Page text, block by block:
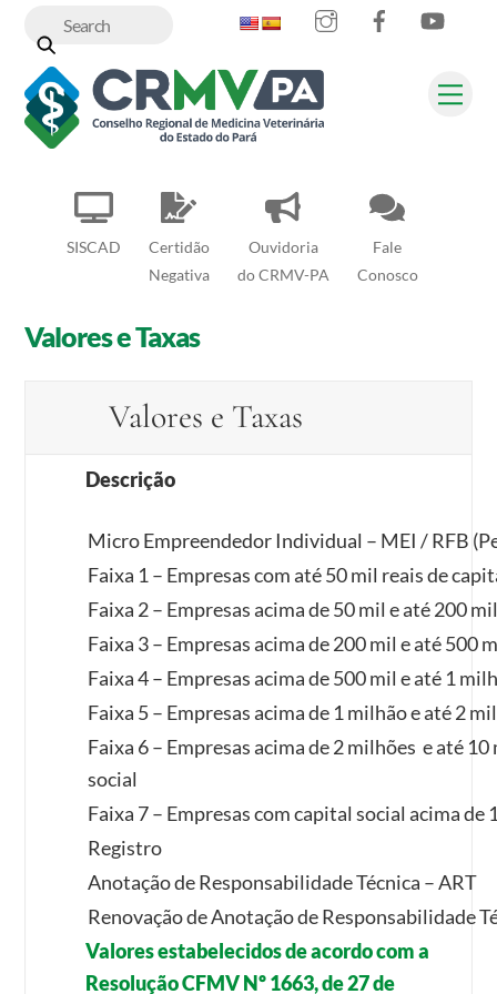
content
SISCAD
Certidão
Negativa
Ouvidoria
do CRMV-PA
Fale
Conosco
InstagramFacebook
Valores e Taxas
Valores e Taxas
Descrição
Micro Empreendedor Individual – MEI / RFB
Faixa 1 – Empresas com até 50 mil reais de
Faixa 2 – Empresas acima de 50 mil e até 200
Faixa 3 – Empresas acima de 200 mil e até 500
Faixa 4 – Empresas acima de 500 mil e até 1
Faixa 5 – Empresas acima de 1 milhão e até 2
Faixa 6 – Empresas acima de 2 milhões e até
social
Faixa 7 – Empresas com capital social acima de
Registro
Anotação de Responsabilidade Técnica – ART
Renovação de Anotação de Responsabilidade
Valores estabelecidos de acordo com a
Resolução CFMV Nº 1663, de 27 de